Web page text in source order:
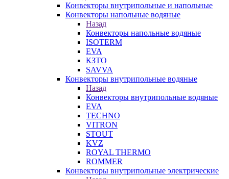
Конвекторы внутрипольные и напольные
Конвекторы напольные водяные
Назад
Конвекторы напольные водяные
ISOTERM
EVA
КЗТО
SAVVA
Конвекторы внутрипольные водяные
Назад
Конвекторы внутрипольные водяные
EVA
TECHNO
VITRON
STOUT
KVZ
ROYAL THERMO
ROMMER
Конвекторы внутрипольные электрические